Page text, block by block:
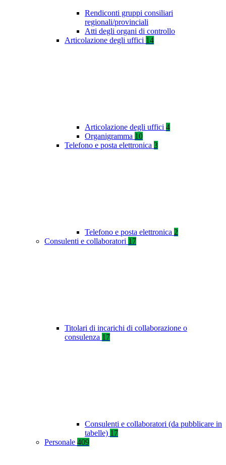
Rendiconti gruppi consiliari
regionali/provinciali
Atti degli organi di controllo
Articolazione degli uffici 14
Articolazione degli uffici 4
Organigramma 10
Telefono e posta elettronica 3
Telefono e posta elettronica 2
Consulenti e collaboratori 17
Titolari di incarichi di collaborazione o
consulenza 17
Consulenti e collaboratori (da pubblicare in
tabelle) 17
Personale 409